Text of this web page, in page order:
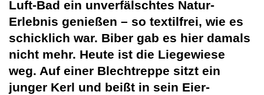
Luft-Bad ein unverfälschtes Natur-
Erlebnis genießen – so textilfrei, wie es
schicklich war. Biber gab es hier damals
nicht mehr. Heute ist die Liegewiese
weg. Auf einer Blechtreppe sitzt ein
junger Kerl und beißt in sein Eier-